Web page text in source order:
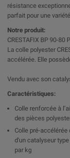
résistance
parfait pour une
Notre produit:
CRESTAFIX BP 90-80
La colle polyester
accélérée. Elle
Vendu avec son
Caractéristiques:
Colle renforcée à
des pièces
Colle pré-
d'un catalyseur type
par kg